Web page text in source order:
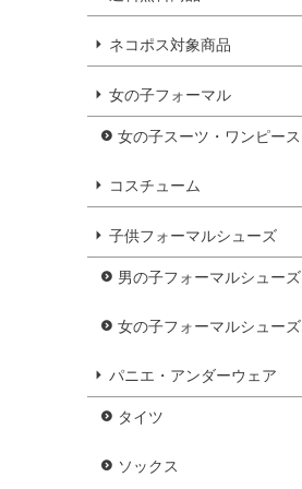
ネコポス対象商品
女の子フォーマル
女の子スーツ・ワンピース
コスチューム
子供フォーマルシューズ
男の子フォーマルシューズ
女の子フォーマルシューズ
パニエ・アンダーウェア
タイツ
ソックス